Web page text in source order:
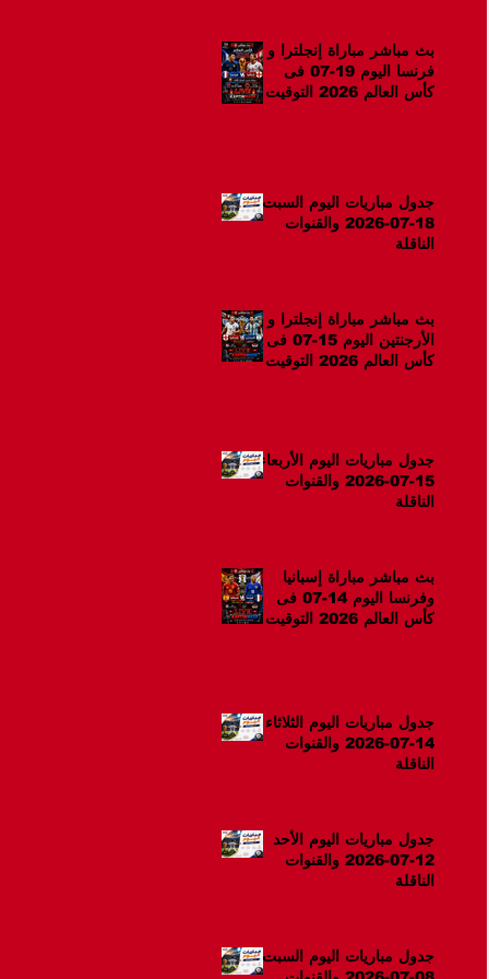
بث مباشر مباراة إنجلترا و
فرنسا اليوم 19-07 فى
كأس العالم 2026 التوقيت
جدول مباريات اليوم السبت
18-07-2026 والقنوات
الناقلة
بث مباشر مباراة إنجلترا و
الأرجنتين اليوم 15-07 فى
كأس العالم 2026 التوقيت
جدول مباريات اليوم الأربعاء
15-07-2026 والقنوات
الناقلة
بث مباشر مباراة إسبانيا
وفرنسا اليوم 14-07 فى
كأس العالم 2026 التوقيت
جدول مباريات اليوم الثلاثاء
14-07-2026 والقنوات
الناقلة
جدول مباريات اليوم الأحد
12-07-2026 والقنوات
الناقلة
جدول مباريات اليوم السبت